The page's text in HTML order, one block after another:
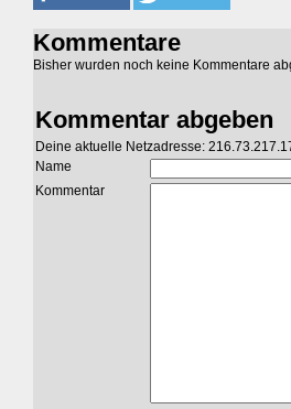
Kommentare
Bisher wurden noch keine Kommentare
Kommentar abgeben
Deine aktuelle Netzadresse:
Name
Kommentar